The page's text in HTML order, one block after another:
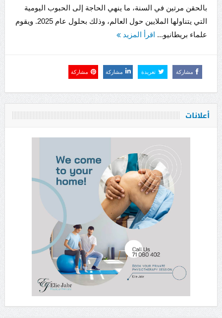
بالحقن مرتين في السنة، ما ينهي الحاجة إلى الحبوب اليومية
التي يتناولها الملايين حول العالم، وذلك بحلول عام 2025. ويقوم
علماء بريطانيو... اقرأ المزيد
مشاركة تغريدة مشاركة مشاركة
أعلانات